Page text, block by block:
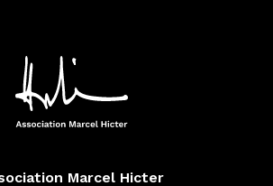
Marcel Hicter